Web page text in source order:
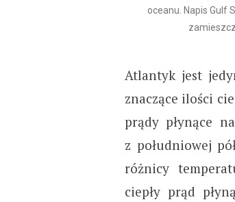
oceanu. Napis Gulf
Atlantyk jest
znaczące ilości
prądy płynące
z południowej
różnicy
ciepły prąd